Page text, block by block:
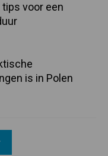
voor een
is in Polen